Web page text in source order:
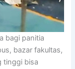
bagi panitia
bazar fakultas,
tinggi bisa